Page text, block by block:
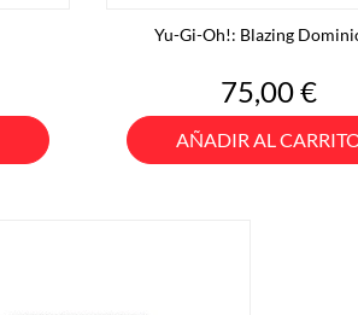
Yu-Gi-Oh!: Blazing
Precio
75,00 €
AÑADIR AL